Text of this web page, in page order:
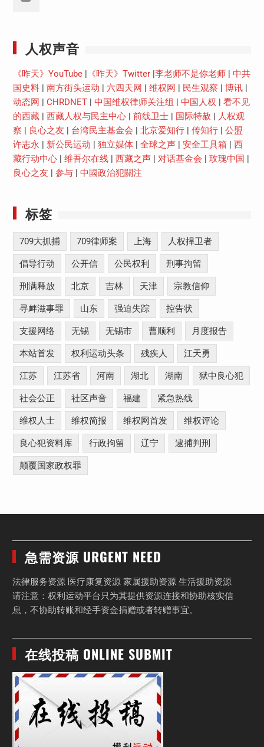
人权声音
《昨天》YouTube| 《昨天》Twitter| 李老师不是你老师| 中共
国史料| 南方街头运动 六四天网 维权网 民生观察 博讯|
动态网
CHRDNET| 中国维权律师关注组 中国人权
看不见
的西藏| 西藏人权与民主中心| 前线卫士| 国际特赦
人权观
察
良心之友 台湾民主基金会 北京爱知行| 传知行| 公盟
许志永
新公民运动 独立媒体| 全球之声| 安全工具箱
西
藏行动中心| 维吾尔在线| 西藏之声| 对话基金会 玫瑰中国
良心之友
参与| 中國政治犯關注
标签
709大抓捕 709律师案 上海 人权捍卫者
倡导行动 公开信 公民权利 刑事拘留
刑满释放 北京 吉林 天津 宗教信仰
寻衅滋事罪 山东 强迫失踪 控告状
支援网络 无锡 无锡市 曹顺利 月度报告
本站首发 权利运动头条 残疾人 江天勇
江苏 江苏省 河南 湖北 湖南 狱中良心犯
社会公正 社区声音 福建 紧急热线
维权人士 维权简报 维权网首发 维权评论
良心犯资料库 行政拘留 辽宁 逮捕判刑
颠覆国家政权罪
急需资源 URGENT NEED
法律服务资源 医疗康复资源 家属援助资源 生活援助资源
请注意：权利运动平台只为其提供资源连接和协助核实信
息，不协助转账和经手资金捐赠或者转赠事宜。
在线投稿 ONLINE SUBMIT